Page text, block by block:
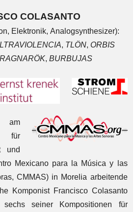
COLASANTO
Elektronik, Analogsynthesizer):
, TLÖN, ORBIS
RAGNARÖK, BURBUJAS
am
für
und
Mexicano para la Música y las
CMMAS) in Morelia arbeitende
Komponist Francisco Colasanto
sechs seiner Kompositionen für